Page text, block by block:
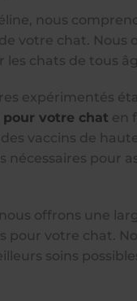
nous
votre chat. Nous
chats de tous
expérimentés
votre chat en
vaccins de
nécessaires pour
offrons une
pour votre chat.
soins